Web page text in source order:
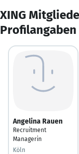
XING
Profilangaben
Angelina Rauen
Recruitment
Managerin
Köln